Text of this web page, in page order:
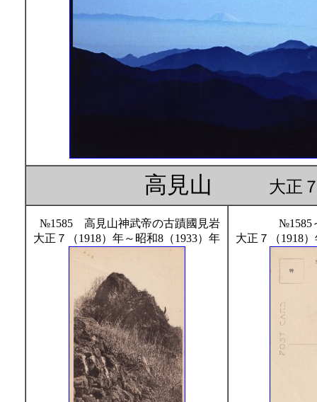
高見山 大正
№1585 高見山神武帝の古蹟國見岩
大正７（1918）年～昭和8（1933）年
№1585
大正７（1918